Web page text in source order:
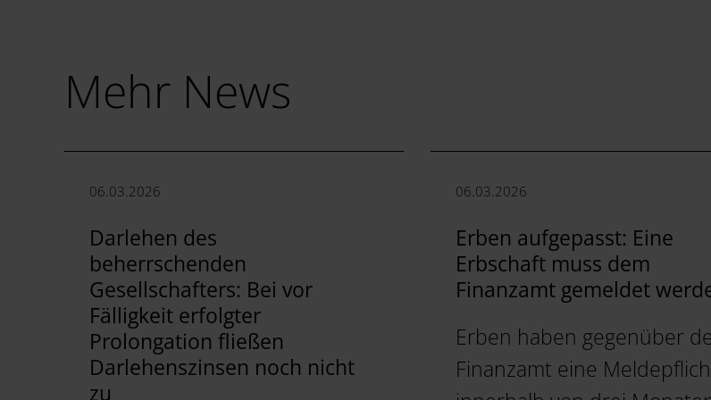
Mehr News
06.03.2026
Darlehen des
beherrschenden
Gesellschafters: Bei vor
Fälligkeit erfolgter
Prolongation fließen
Darlehenszinsen noch nicht
zu
06.03.2026
Erben aufgepasst: Eine
Erbschaft muss dem
Finanzamt gemeldet
Erben haben gegenüber
Finanzamt eine